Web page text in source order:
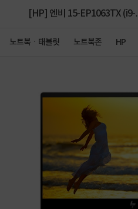
[HP] 엔비 15-EP1063TX (i9-
노트북ㆍ태블릿 노트북존 HP